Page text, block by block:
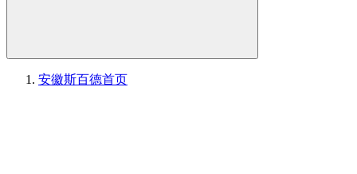
安徽斯百德首页